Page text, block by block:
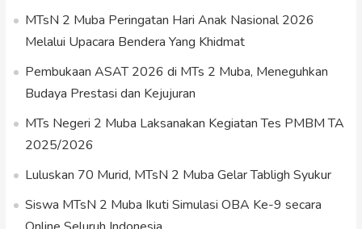
MTsN 2 Muba Peringatan Hari Anak Nasional 2026
Melalui Upacara Bendera Yang Khidmat
Pembukaan ASAT 2026 di MTs 2 Muba, Meneguhkan
Budaya Prestasi dan Kejujuran
MTs Negeri 2 Muba Laksanakan Kegiatan Tes PMBM TA
2025/2026
Luluskan 70 Murid, MTsN 2 Muba Gelar Tabligh Syukur
Siswa MTsN 2 Muba Ikuti Simulasi OBA Ke-9 secara